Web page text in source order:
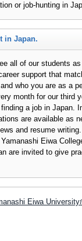
or job-hunting in
in Japan.
all of our students as
support that
who you are as a
month for our third
a job in Japan.
are available as
and resume
Eiwa
are invited to give
Eiwa